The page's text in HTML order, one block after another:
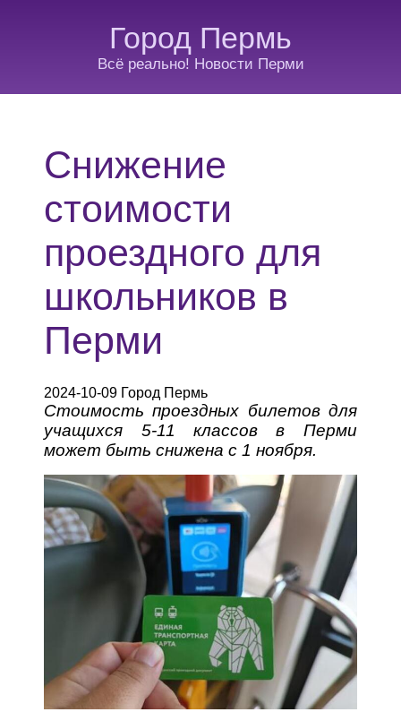
Город Пермь
Всё реально! Новости Перми
Снижение
стоимости
проездного для
школьников в
Перми
2024-10-09 Город Пермь
Стоимость проездных билетов для
учащихся 5-11 классов в Перми
может быть снижена с 1 ноября.